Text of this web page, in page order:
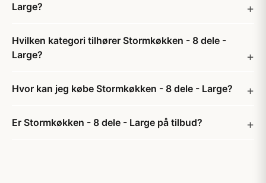
Large?
Hvilken kategori tilhører Stormkøkken - 8 dele -
Large?
Hvor kan jeg købe Stormkøkken - 8 dele - Large?
Er Stormkøkken - 8 dele - Large på tilbud?